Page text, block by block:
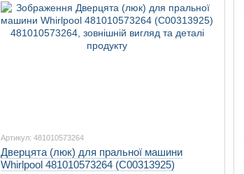
Артикул: 481010573264
Дверцята (люк) для пральної машини
Whirlpool 481010573264 (C00313925)